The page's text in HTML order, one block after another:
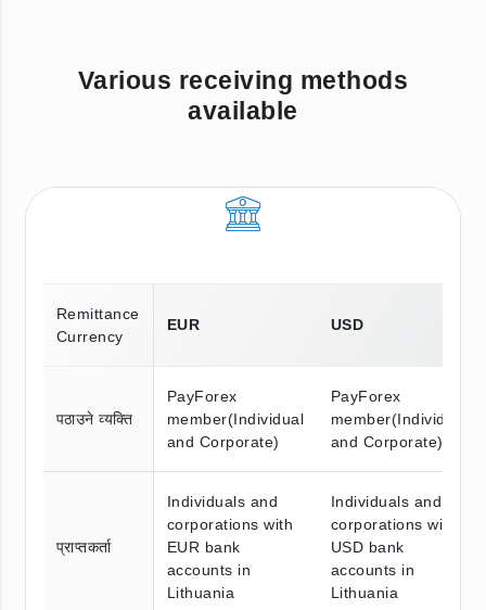
Various receiving methods
available
Remittance
Currency
EUR USD
पठाउने व्यक्ति
PayForex
member(Individual
and Corporate)
PayForex
member(Individual
and Corporate)
प्राप्तकर्ता
Individuals and
corporations with
EUR bank
accounts in
Lithuania
Individuals and
corporations with
USD bank
accounts in
Lithuania